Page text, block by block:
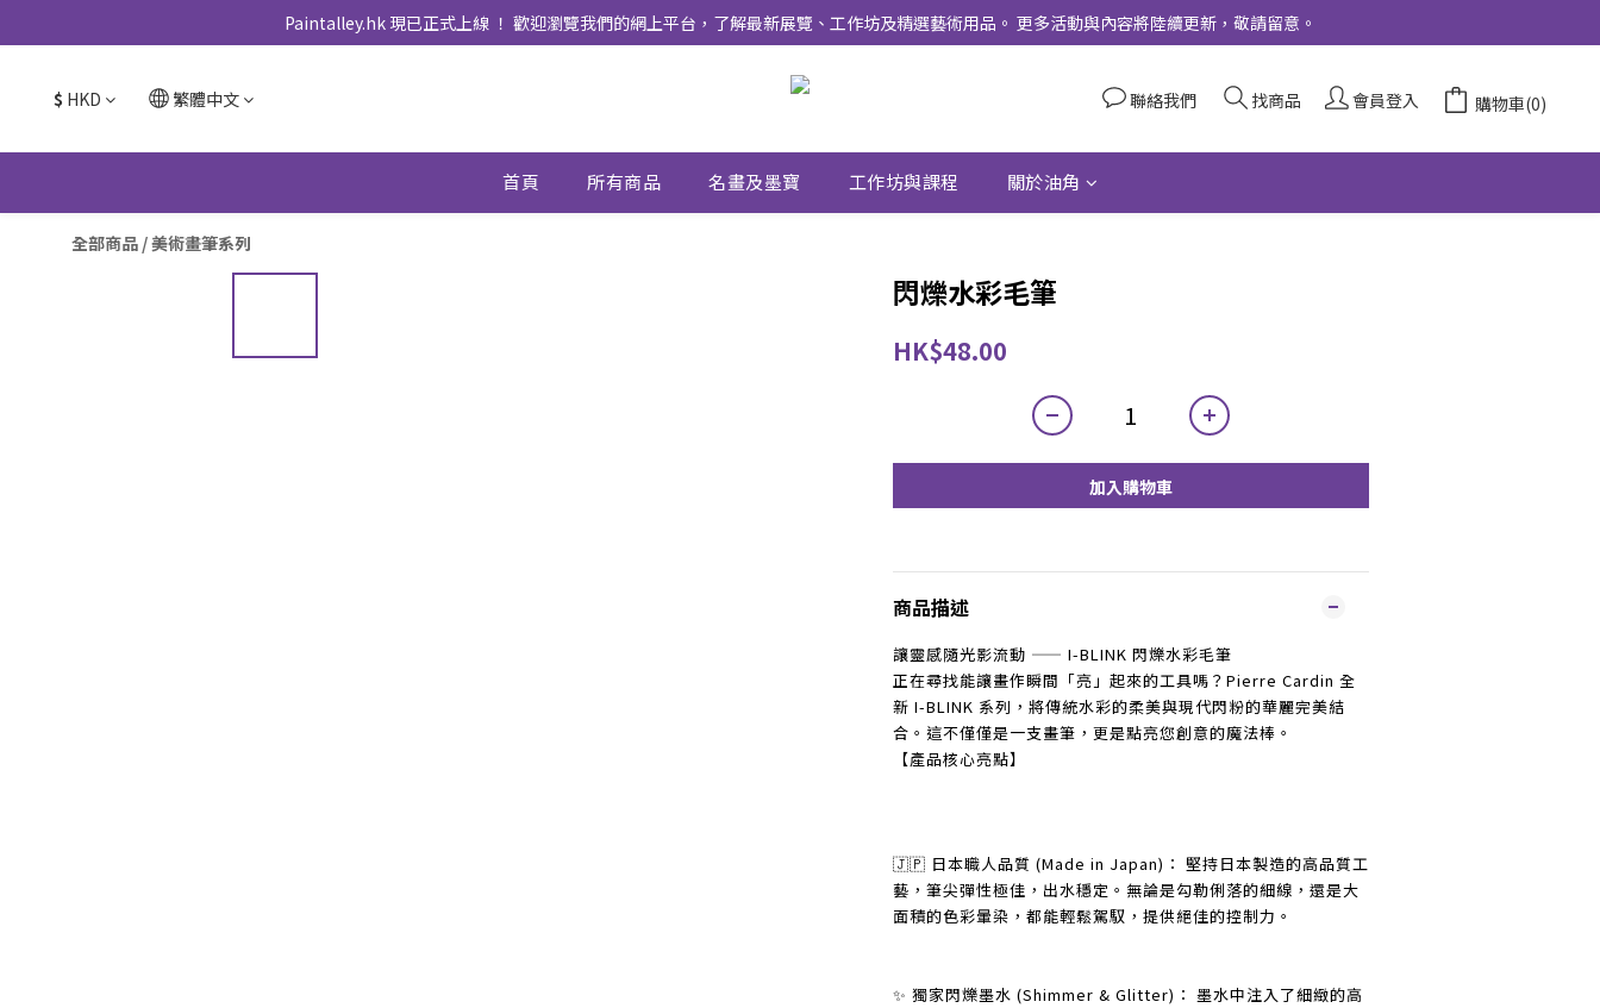
Paintalley.hk 現已正式上線 ！ 歡迎瀏覽我們的網上平台，了解最新展覽、工作坊及精選藝術用品。 更多活動與內容將陸續更新，敬請留意。
$ HKD 繁體中文 聯絡我們 找商品 會員登入 購物車(0)
首頁 所有商品 名畫及墨寶 工作坊與課程 關於油角
全部商品 /美術畫筆系列
閃爍水彩毛筆
HK$48.00
加入購物車
商品描述
讓靈感隨光影流動 —— I-BLINK 閃爍水彩毛筆
正在尋找能讓畫作瞬間「亮」起來的工具嗎？Pierre Cardin 全
新 I-BLINK 系列，將傳統水彩的柔美與現代閃粉的華麗完美結
合。這不僅僅是一支畫筆，更是點亮您創意的魔法棒。
【產品核心亮點】
🇯🇵 日本職人品質 (Made in Japan)： 堅持日本製造的高品質工
藝，筆尖彈性極佳，出水穩定。無論是勾勒俐落的細線，還是大
面積的色彩暈染，都能輕鬆駕馭，提供絕佳的控制力。
✨ 獨家閃爍墨水 (Shimmer & Glitter)： 墨水中注入了細緻的高